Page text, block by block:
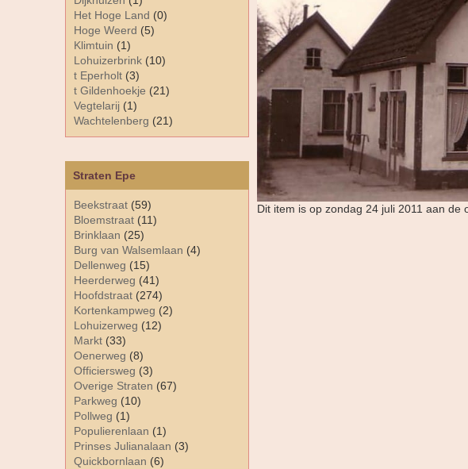
Straten Epe
Beekstraat (59)
Bloemstraat (11)
Brinklaan (25)
Burg van Walsemlaan (4)
Dellenweg (15)
Heerderweg (41)
Hoofdstraat (274)
Kortenkampweg (2)
Lohuizerweg (12)
Markt (33)
Oenerweg (8)
Officiersweg (3)
Overige Straten (67)
Parkweg (10)
Pollweg (1)
Populierenlaan (1)
Prinses Julianalaan (3)
Quickbornlaan (6)
Het Hoge Land (0)
Hoge Weerd (5)
Klimtuin (1)
Lohuizerbrink (10)
t Eperholt (3)
t Gildenhoekje (21)
Vegtelarij (1)
Wachtelenberg (21)
Dit item is op zondag 24 juli 2011 aan de